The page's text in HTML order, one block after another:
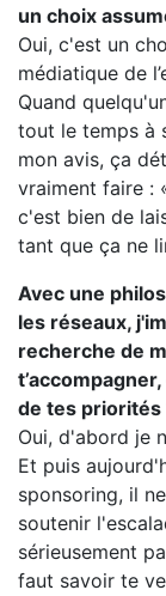
un choix
Oui, c'est un
médiatique de
Quand
tout le temps à
mon avis, ça
vraiment faire :
c'est bien de
tant que ça ne
Avec une
les réseaux,
recherche de
de tes priorités
Oui, d'abord je
Et puis
sponsoring, il
soutenir
sérieusement
faut savoir te